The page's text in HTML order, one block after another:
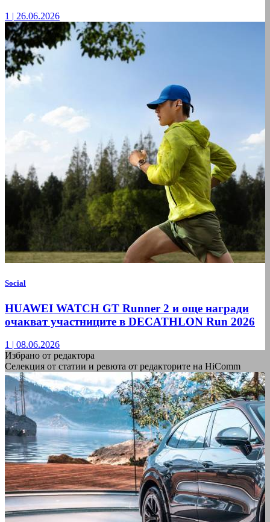
1 | 26.06.2026
Social
HUAWEI WATCH GT Runner 2 и още награди
очакват участниците в DECATHLON Run 2026
1 | 08.06.2026
Избрано от редактора
Селекция от статии и ревюта от редакторите на HiComm